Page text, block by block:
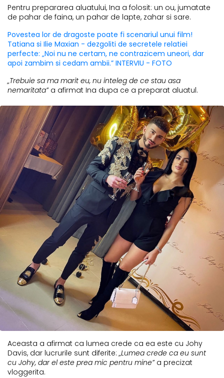
Pentru prepararea aluatului, Ina a folosit: un ou, jumatate
de pahar de faina, un pahar de lapte, zahar si sare.
Povestea lor de dragoste poate fi scenariul unui film!
Tatiana si Ilie Maxian - dezgoliti de secretele relatiei
perfecte: „Noi nu ne certam, ne contrazicem uneori, dar
apoi zambim si cedam ambii.” INTERVIU - FOTO
„Trebuie sa ma marit eu, nu inteleg de ce stau asa
nemaritata”a afirmat Ina dupa ce a preparat aluatul.
Aceasta a afirmat ca lumea crede ca ea este cu Johy
Davis, dar lucrurile sunt diferite:„Lumea crede ca eu sunt
cu Johy, dar el este prea mic pentru mine” a precizat
vloggerita.